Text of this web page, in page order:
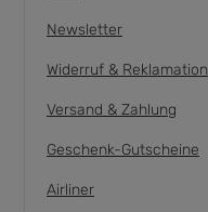
Newsletter
Widerruf & Reklamation
Versand & Zahlung
Geschenk-Gutscheine
Airliner